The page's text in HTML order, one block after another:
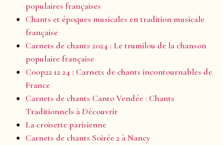
populaires françaises
Chants et époques musicales en tradition musicale
française
Carnets de chants 2024 : Le trumilou de la chanson
populaire française
Coop22 12 24 : Carnets de chants incontournables de
France
Carnets de chants Canto Vendée : Chants
Traditionnels à Découvrir
La croisette parisienne
Carnets de chants Soirée 2 à Nancy